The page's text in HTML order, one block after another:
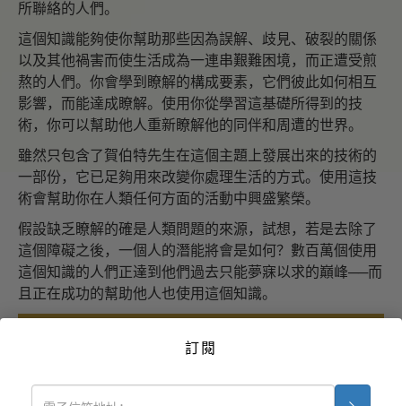
所聯絡的人們。
這個知識能夠使你幫助那些因為誤解、歧見、破裂的關係
以及其他禍害而使生活成為一連串艱難困境，而正遭受煎
熬的人們。你會學到瞭解的構成要素，它們彼此如何相互
影響，而能達成瞭解。使用你從學習這基礎所得到的技
術，你可以幫助他人重新瞭解他的同伴和周遭的世界。
雖然只包含了賀伯特先生在這個主題上發展出來的技術的
一部份，它已足夠用來改變你處理生活的方式。使用這技
術會幫助你在人類任何方面的活動中興盛繁榮。
假設缺乏瞭解的確是人類問題的來源，試想，若是去除了
這個障礙之後，一個人的潛能將會是如何？數百萬個使用
這個知識的人們正達到他們過去只能夢寐以求的巔峰──而
且正在成功的幫助他人也使用這個知識。
訂閱